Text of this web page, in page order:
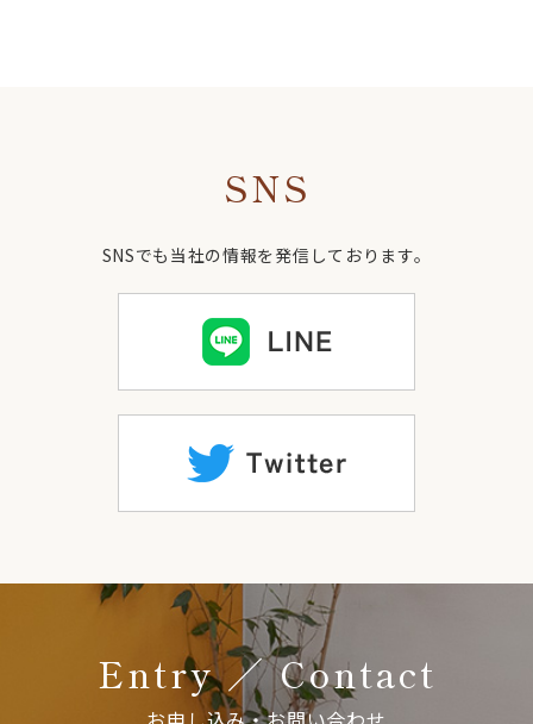
SNS
SNSでも当社の情報を発信しております。
Entry ／ Contact